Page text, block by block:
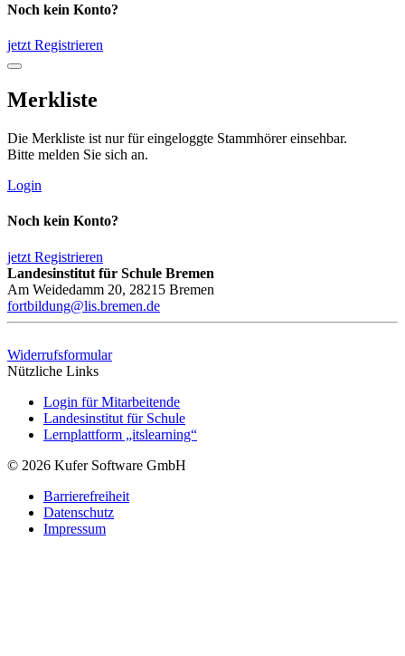
Noch kein Konto?
jetzt Registrieren
Merkliste
Die Merkliste ist nur für eingeloggte Stammhörer einsehbar.
Bitte melden Sie sich an.
Login
Noch kein Konto?
jetzt Registrieren
Landesinstitut für Schule Bremen
Am Weidedamm 20, 28215 Bremen
fortbildung@lis.bremen.de
Widerrufsformular
Nützliche Links
Login für Mitarbeitende
Landesinstitut für Schule
Lernplattform „itslearning“
© 2026 Kufer Software GmbH
Barrierefreiheit
Datenschutz
Impressum